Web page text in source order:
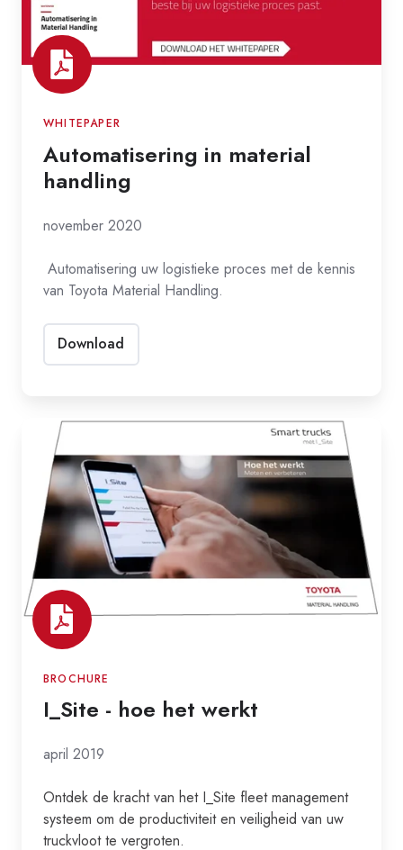
WHITEPAPER
Automatisering in material
handling
november 2020
Automatisering uw logistieke proces met de kennis
van Toyota Material Handling.
Download
I_Site
werkt
BROCHURE
I_Site - hoe het werkt
april 2019
Ontdek de kracht van het I_Site fleet management
systeem om de productiviteit en veiligheid van uw
truckvloot te vergroten.